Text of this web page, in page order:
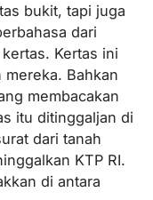
bukit, tapi juga
dari
Kertas ini
Bahkan
membacakan
itu ditinggaljan di
dari tanah
KTP RI.
di antara